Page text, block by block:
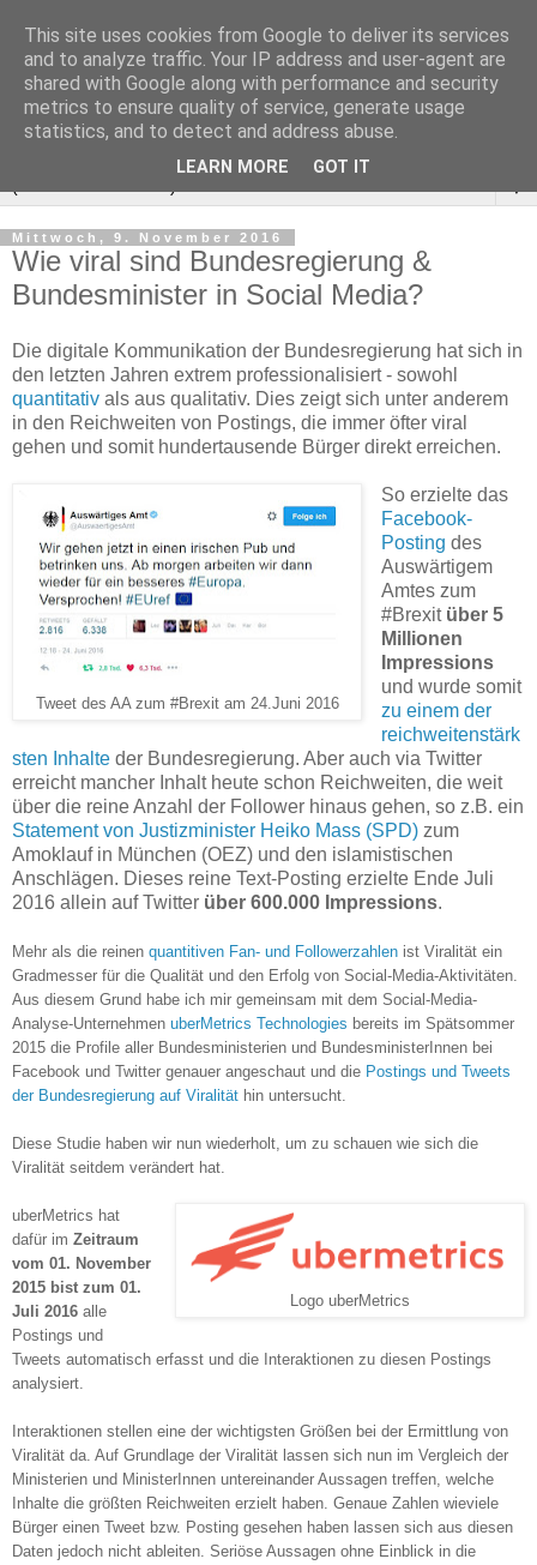
▼
Mittwoch, 9. November 2016
Wie viral sind Bundesregierung &
Bundesminister in Social Media?
Die digitale Kommunikation der Bundesregierung hat sich in
den letzten Jahren extrem professionalisiert - sowohl
quantitativ als aus qualitativ. Dies zeigt sich unter anderem
in den Reichweiten von Postings, die immer öfter viral
gehen und somit hundertausende Bürger direkt erreichen.
Tweet des AA zum #Brexit am 24.Juni 2016
So erzielte das
Facebook-
Posting des
Auswärtigem
Amtes zum
#Brexit über 5
Millionen
Impressions
und wurde somit
zu einem der
reichweitenstärk
sten Inhalte der Bundesregierung. Aber auch via Twitter
erreicht mancher Inhalt heute schon Reichweiten, die weit
über die reine Anzahl der Follower hinaus gehen, so z.B. ein
Statement von Justizminister Heiko Mass (SPD) zum
Amoklauf in München (OEZ) und den islamistischen
Anschlägen. Dieses reine Text-Posting erzielte Ende Juli
2016 allein auf Twitter über 600.000 Impressions.
Mehr als die reinen quantitiven Fan- und Followerzahlen ist Viralität ein
Gradmesser für die Qualität und den Erfolg von Social-Media-Aktivitäten.
Aus diesem Grund habe ich mir gemeinsam mit dem Social-Media-
Analyse-Unternehmen uberMetrics Technologies bereits im Spätsommer
2015 die Profile aller Bundesministerien und Bundesminister nnen bei
Facebook und Twitter genauer angeschaut und die Postings und Tweets
der Bundesregierung auf Viralität hin untersucht.
Diese Studie haben wir nun wiederholt, um zu schauen wie sich die
Viralität seitdem verändert hat.
Logo uberMetrics
uberMetrics hat
dafür im Zeitraum
vom 01. November
2015 bist zum 01.
Juli 2016 alle
Postings und
Tweets automatisch erfasst und die Interaktionen zu diesen Postings
analysiert.
Interaktionen stellen eine der wichtigsten Größen bei der Ermittlung von
Viralität da. Auf Grundlage der Viralität lassen sich nun im Vergleich der
Ministerien und Minister nnen untereinander Aussagen treffen, welche
Inhalte die größten Reichweiten erzielt haben. Genaue Zahlen wieviele
Bürger einen Tweet bzw. Posting gesehen haben lassen sich aus diesen
Daten jedoch nicht ableiten. Seriöse Aussagen ohne Einblick in die
This site uses cookies from Google to deliver its services
and to analyze traffic. Your IP address and user-agent are
shared with Google along with performance and security
metrics to ensure quality of service, generate usage
statistics, and to detect and address abuse.
LEARN MORE GOT IT